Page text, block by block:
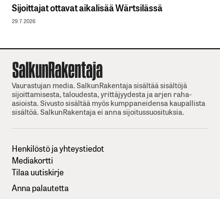
Sijoittajat ottavat aikalisää Wärtsilässä
29.7.2026
Vaurastujan media. SalkunRakentaja sisältää sisältöjä
sijoittamisesta, taloudesta, yrittäjyydesta ja arjen raha-
asioista. Sivusto sisältää myös kumppaneidensa kaupallista
sisältöä. SalkunRakentaja ei anna sijoitussuosituksia.
Henkilöstö ja yhteystiedot
Mediakortti
Tilaa uutiskirje
Anna palautetta